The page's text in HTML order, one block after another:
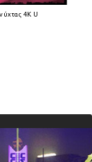
4K Ultra HD